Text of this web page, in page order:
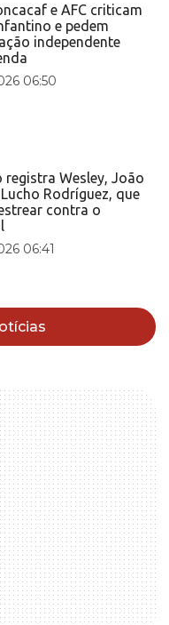
e AFC criticam
e pedem
independente
06:50
registra Wesley, João
Rodríguez, que
contra o
06:41